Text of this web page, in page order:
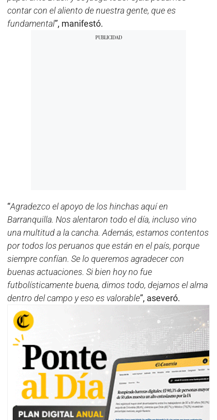
contar con el aliento de nuestra gente, que es
fundamental”, manifestó.
“Agradezco el apoyo de los hinchas aquí en
Barranquilla. Nos alentaron todo el día, incluso vino
una multitud a la cancha. Además, estamos contentos
por todos los peruanos que están en el país, porque
siempre confían. Se lo queremos agradecer con
buenas actuaciones. Si bien hoy no fue
futbolísticamente buena, dimos todo, dejamos el alma
dentro del campo y eso es valorable”, aseveró.